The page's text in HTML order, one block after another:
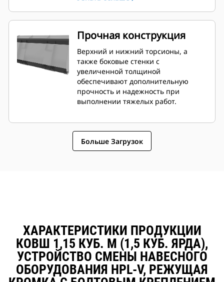
ее размещение легче измерять из
кабины.
Прочная конструкция
Верхний и нижний торсионы, а
также боковые стенки с
увеличенной толщиной
обеспечивают дополнительную
прочность и надежность при
выполнении тяжелых работ.
Больше Загрузок
ХАРАКТЕРИСТИКИ ПРОДУКЦИИ
КОВШ 1,15 КУБ. М (1,5 КУБ. ЯРДА),
УСТРОЙСТВО СМЕНЫ НАВЕСНОГО
ОБОРУДОВАНИЯ HPL-V, РЕЖУЩАЯ